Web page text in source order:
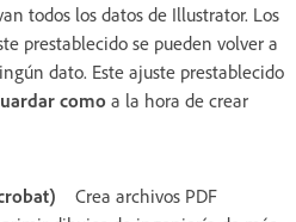
todos los datos de Illustrator. Los
prestablecido se pueden volver a
dato. Este ajuste prestablecido
como a la hora de crear
Crea archivos PDF